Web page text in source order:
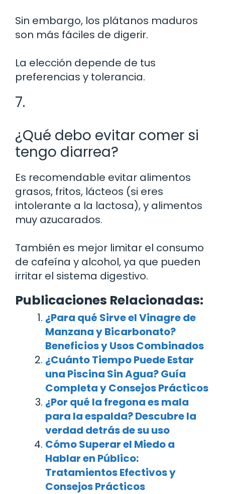
Sin embargo, los plátanos maduros
son más fáciles de digerir.
La elección depende de tus
preferencias y tolerancia.
7.
¿Qué debo evitar comer si
tengo diarrea?
Es recomendable evitar alimentos
grasos, fritos, lácteos (si eres
intolerante a la lactosa), y alimentos
muy azucarados.
También es mejor limitar el consumo
de cafeína y alcohol, ya que pueden
irritar el sistema digestivo.
Publicaciones Relacionadas:
¿Para qué Sirve el Vinagre de
Manzana y Bicarbonato?
Beneficios y Usos Combinados
¿Cuánto Tiempo Puede Estar
una Piscina Sin Agua? Guía
Completa y Consejos Prácticos
¿Por qué la fregona es mala
para la espalda? Descubre la
verdad detrás de su uso
Cómo Superar el Miedo a
Hablar en Público:
Tratamientos Efectivos y
Consejos Prácticos